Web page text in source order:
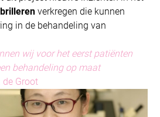
verkregen die kunnen
in de behandeling van
wij voor het eerst patiënten
behandeling op maat
Groot